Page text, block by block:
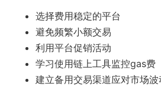
选择费用稳定的平台
避免频繁小额交易
利用平台促销活动
学习使用链上工具监控gas费
建立备用交易渠道应对市场波